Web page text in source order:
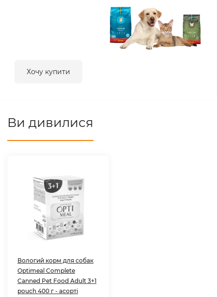
Хочу купити
Ви дивилися
Вологий корм для собак
Optimeal Complete
Canned Pet Food Adult 3+1
pouch 400 г - асорті